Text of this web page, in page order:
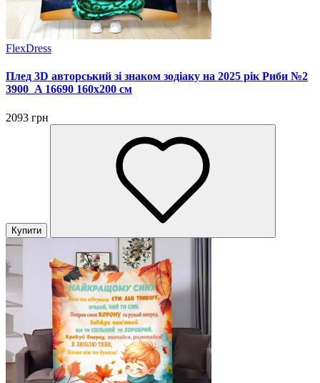
FlexDress
Плед 3D авторський зі знаком зодіаку на 2025 рік Риби №2
3900_A 16690 160х200 см
2093 грн
Купити